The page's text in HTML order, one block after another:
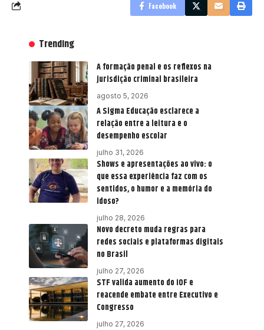
Facebook
Trending
A formação penal e os reflexos na
jurisdição criminal brasileira
agosto 5, 2026
A Sigma Educação esclarece a
relação entre a leitura e o
desempenho escolar
julho 31, 2026
Shows e apresentações ao vivo: o
que essa experiência faz com os
sentidos, o humor e a memória do
idoso?
julho 28, 2026
Novo decreto muda regras para
redes sociais e plataformas digitais
no Brasil
julho 27, 2026
STF valida aumento do IOF e
reacende embate entre Executivo e
Congresso
julho 27, 2026